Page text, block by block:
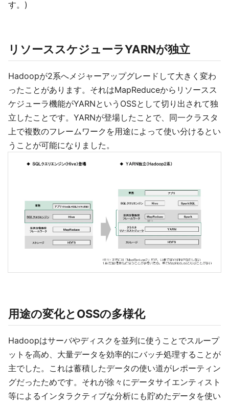
す。)
リソーススケジューラYARNが独立
Hadoopが2系へメジャーアップグレードして大きく変わ
ったことがあります。それはMapReduceからリソースス
ケジューラ機能がYARNというOSSとして切り出されて独
立したことです。YARNが登場したことで、同一クラスタ
上で複数のフレームワークを用途によって使い分けるとい
うことが可能になりました。
用途の変化とOSSの多様化
Hadoopはサーバやディスクを並列に使うことでスループ
ットを高め、大量データを効率的にバッチ処理することが
主でした。これは蓄積したデータの使い道がレポーティン
グだったためです。それが徐々にデータサイエンティスト
等によるインタラクティブな分析にも貯めたデータを使い